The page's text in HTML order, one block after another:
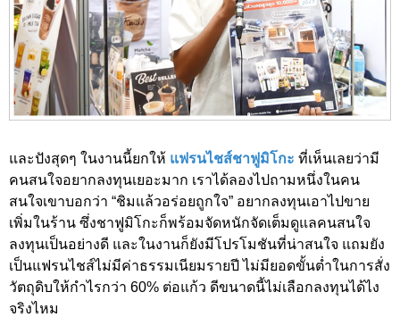
และปังสุดๆ ในงานนี้ยกให้ แฟรนไชส์ชาฟูมิโกะ ที่เห็นเลยว่ามี
คนสนใจอยากลงทุนเยอะมาก เราได้ลองไปถามหนึ่งในคน
สนใจเขาบอกว่า “ชิมแล้วอร่อยถูกใจ” อยากลงทุนเอาไปขาย
เพิ่มในร้าน ซึ่งชาฟูมิโกะก็พร้อมจัดหนักจัดเต็มดูแลคนสนใจ
ลงทุนเป็นอย่างดี และในงานก็ยังมีโปรโมชันที่น่าสนใจ แถมยัง
เป็นแฟรนไชส์ไม่มีค่าธรรมเนียมรายปี ไม่มียอดขั้นต่ำในการสั่ง
วัตถุดิบให้กำไรกว่า 60% ต่อแก้ว ดีขนาดนี้ไม่เลือกลงทุนได้ไง
จริงไหม